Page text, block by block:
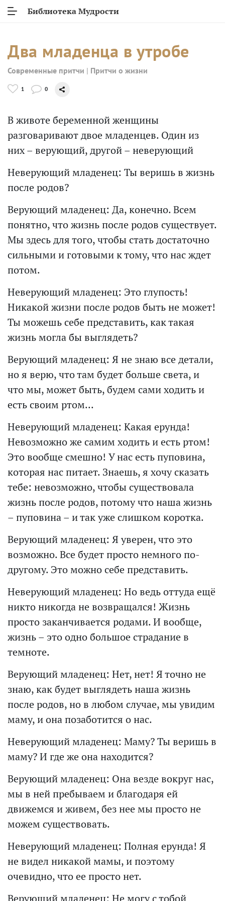
Библиотека Мудрости
Два младенца в утробе
Современные притчи | Притчи о жизни
1 0
В животе беременной женщины
разговаривают двое младенцев. Один из
них – верующий, другой – неверующий
Неверующий младенец: Ты веришь в жизнь
после родов?
Верующий младенец: Да, конечно. Всем
понятно, что жизнь после родов существует.
Мы здесь для того, чтобы стать достаточно
сильными и готовыми к тому, что нас ждет
потом.
Неверующий младенец: Это глупость!
Никакой жизни после родов быть не может!
Ты можешь себе представить, как такая
жизнь могла бы выглядеть?
Верующий младенец: Я не знаю все детали,
но я верю, что там будет больше света, и
что мы, может быть, будем сами ходить и
есть своим ртом...
Неверующий младенец: Какая ерунда!
Невозможно же самим ходить и есть ртом!
Это вообще смешно! У нас есть пуповина,
которая нас питает. Знаешь, я хочу сказать
тебе: невозможно, чтобы существовала
жизнь после родов, потому что наша жизнь
– пуповина – и так уже слишком коротка.
Верующий младенец: Я уверен, что это
возможно. Все будет просто немного по-
другому. Это можно себе представить.
Неверующий младенец: Но ведь оттуда ещё
никто никогда не возвращался! Жизнь
просто заканчивается родами. И вообще,
жизнь – это одно большое страдание в
темноте.
Верующий младенец: Нет, нет! Я точно не
знаю, как будет выглядеть наша жизнь
после родов, но в любом случае, мы увидим
маму, и она позаботится о нас.
Неверующий младенец: Маму? Ты веришь в
маму? И где же она находится?
Верующий младенец: Она везде вокруг нас,
мы в ней пребываем и благодаря ей
движемся и живем, без нее мы просто не
можем существовать.
Неверующий младенец: Полная ерунда! Я
не видел никакой мамы, и поэтому
очевидно, что ее просто нет.